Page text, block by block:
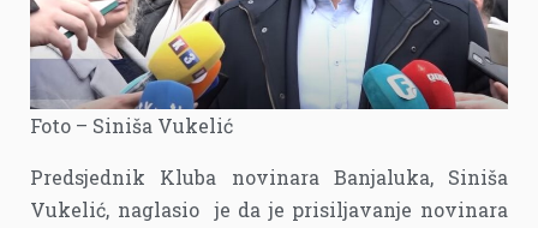
Foto – Siniša Vukelić
Predsjednik Kluba novinara Banjaluka, Siniša
Vukelić, naglasio je da je prisiljavanje novinara